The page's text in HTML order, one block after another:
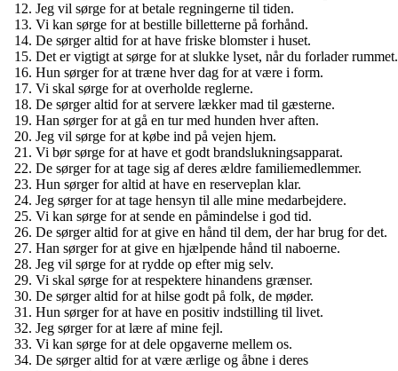
Jeg vil sørge for at betale regningerne til tiden.
Vi kan sørge for at bestille billetterne på forhånd.
De sørger altid for at have friske blomster i huset.
Det er vigtigt at sørge for at slukke lyset, når du forlader rummet.
Hun sørger for at træne hver dag for at være i form.
Vi skal sørge for at overholde reglerne.
De sørger altid for at servere lækker mad til gæsterne.
Han sørger for at gå en tur med hunden hver aften.
Jeg vil sørge for at købe ind på vejen hjem.
Vi bør sørge for at have et godt brandslukningsapparat.
De sørger for at tage sig af deres ældre familiemedlemmer.
Hun sørger for altid at have en reserveplan klar.
Jeg sørger for at tage hensyn til alle mine medarbejdere.
Vi kan sørge for at sende en påmindelse i god tid.
De sørger altid for at give en hånd til dem, der har brug for det.
Han sørger for at give en hjælpende hånd til naboerne.
Jeg vil sørge for at rydde op efter mig selv.
Vi skal sørge for at respektere hinandens grænser.
De sørger altid for at hilse godt på folk, de møder.
Hun sørger for at have en positiv indstilling til livet.
Jeg sørger for at lære af mine fejl.
Vi kan sørge for at dele opgaverne mellem os.
De sørger altid for at være ærlige og åbne i deres